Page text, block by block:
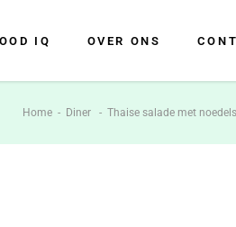
IQ OVER ONS
Home - Diner - Thaise salade met